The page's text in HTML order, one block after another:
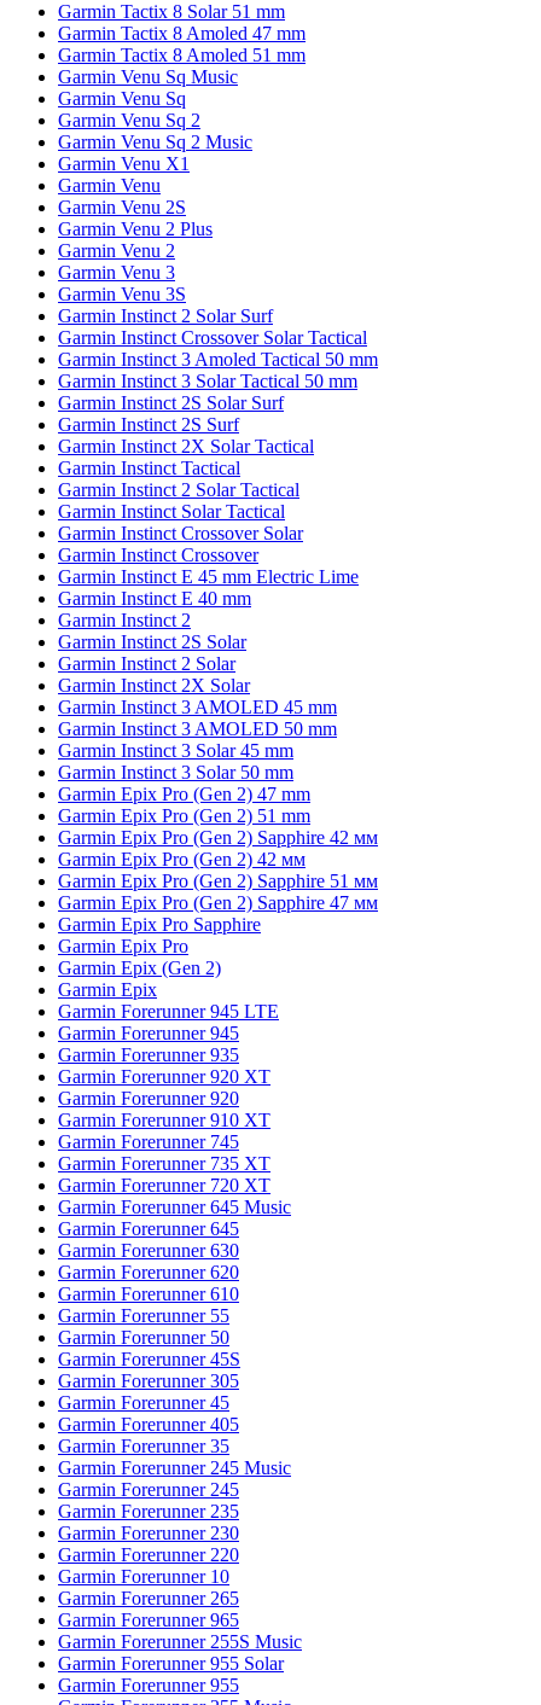
Garmin Tactix 8 Solar 51 mm
Garmin Tactix 8 Amoled 47 mm
Garmin Tactix 8 Amoled 51 mm
Garmin Venu Sq Music
Garmin Venu Sq
Garmin Venu Sq 2
Garmin Venu Sq 2 Music
Garmin Venu X1
Garmin Venu
Garmin Venu 2S
Garmin Venu 2 Plus
Garmin Venu 2
Garmin Venu 3
Garmin Venu 3S
Garmin Instinct 2 Solar Surf
Garmin Instinct Crossover Solar Tactical
Garmin Instinct 3 Amoled Tactical 50 mm
Garmin Instinct 3 Solar Tactical 50 mm
Garmin Instinct 2S Solar Surf
Garmin Instinct 2S Surf
Garmin Instinct 2X Solar Tactical
Garmin Instinct Tactical
Garmin Instinct 2 Solar Tactical
Garmin Instinct Solar Tactical
Garmin Instinct Crossover Solar
Garmin Instinct Crossover
Garmin Instinct E 45 mm Electric Lime
Garmin Instinct E 40 mm
Garmin Instinct 2
Garmin Instinct 2S Solar
Garmin Instinct 2 Solar
Garmin Instinct 2X Solar
Garmin Instinct 3 AMOLED 45 mm
Garmin Instinct 3 AMOLED 50 mm
Garmin Instinct 3 Solar 45 mm
Garmin Instinct 3 Solar 50 mm
Garmin Epix Pro (Gen 2) 47 mm
Garmin Epix Pro (Gen 2) 51 mm
Garmin Epix Pro (Gen 2) Sapphire 42 мм
Garmin Epix Pro (Gen 2) 42 мм
Garmin Epix Pro (Gen 2) Sapphire 51 мм
Garmin Epix Pro (Gen 2) Sapphire 47 мм
Garmin Epix Pro Sapphire
Garmin Epix Pro
Garmin Epix (Gen 2)
Garmin Epix
Garmin Forerunner 945 LTE
Garmin Forerunner 945
Garmin Forerunner 935
Garmin Forerunner 920 XT
Garmin Forerunner 920
Garmin Forerunner 910 XT
Garmin Forerunner 745
Garmin Forerunner 735 XT
Garmin Forerunner 720 XT
Garmin Forerunner 645 Music
Garmin Forerunner 645
Garmin Forerunner 630
Garmin Forerunner 620
Garmin Forerunner 610
Garmin Forerunner 55
Garmin Forerunner 50
Garmin Forerunner 45S
Garmin Forerunner 305
Garmin Forerunner 45
Garmin Forerunner 405
Garmin Forerunner 35
Garmin Forerunner 245 Music
Garmin Forerunner 245
Garmin Forerunner 235
Garmin Forerunner 230
Garmin Forerunner 220
Garmin Forerunner 10
Garmin Forerunner 265
Garmin Forerunner 965
Garmin Forerunner 255S Music
Garmin Forerunner 955 Solar
Garmin Forerunner 955